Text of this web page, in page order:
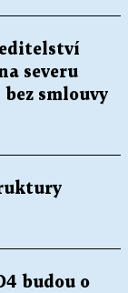
severu
smlouvy
budou o